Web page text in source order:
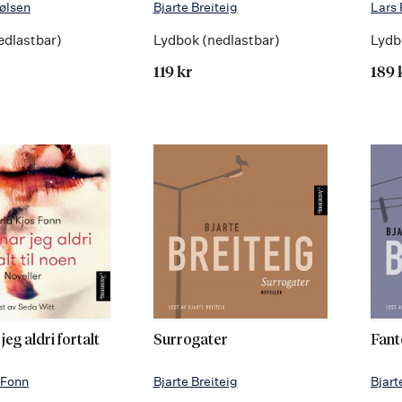
Bjarte Breiteig
Lydbok (nedlastbar)
119 kr
Lars
189
aldri fortalt Surrogater
Bjarte Breiteig